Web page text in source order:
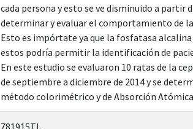
cada persona y esto se ve disminuido a
determinar y evaluar el comportamiento de
Esto es impórtate ya que la fosfatasa
estos podría permitir la identificación de
En este estudio se evaluaron 10 ratas de la
de septiembre a diciembre de 2014 y se
método colorimétrico y de Absorción
781915TL